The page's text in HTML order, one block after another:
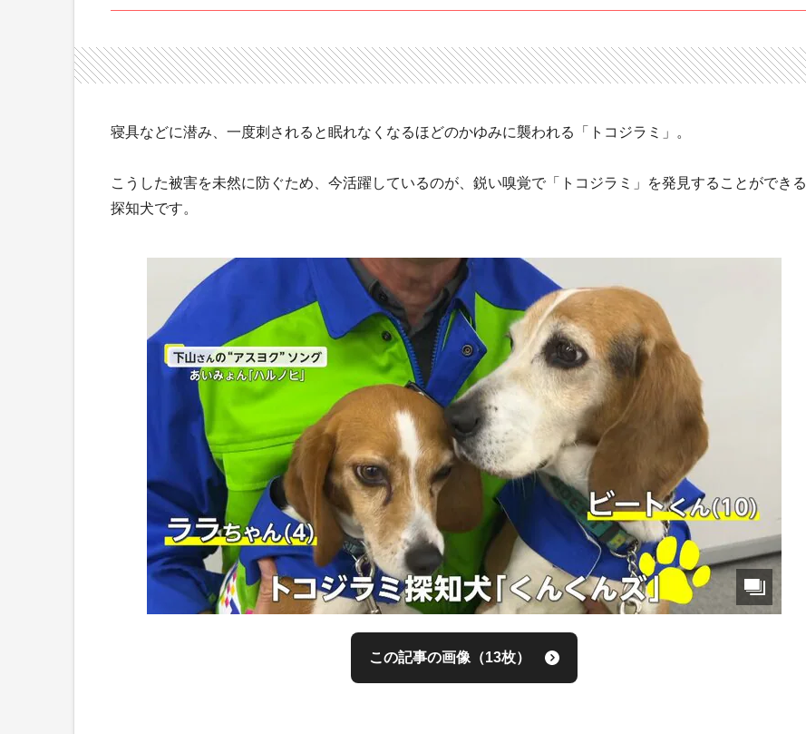
寝具などに潜み、一度刺されると眠れなくなるほどのかゆみに襲われる「トコジラミ」。
こうした被害を未然に防ぐため、今活躍しているのが、鋭い嗅覚で「トコジラミ」を発見することができる
探知犬です。
この記事の画像（13枚）